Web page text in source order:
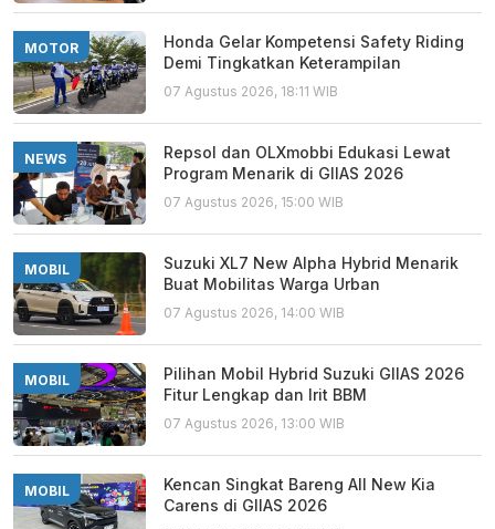
MOTOR
Honda Gelar Kompetensi Safety Riding
Demi Tingkatkan Keterampilan
07 Agustus 2026, 18:11 WIB
NEWS
Repsol dan OLXmobbi Edukasi Lewat
Program Menarik di GIIAS 2026
07 Agustus 2026, 15:00 WIB
MOBIL
Suzuki XL7 New Alpha Hybrid Menarik
Buat Mobilitas Warga Urban
07 Agustus 2026, 14:00 WIB
MOBIL
Pilihan Mobil Hybrid Suzuki GIIAS 2026
Fitur Lengkap dan Irit BBM
07 Agustus 2026, 13:00 WIB
MOBIL
Kencan Singkat Bareng All New Kia
Carens di GIIAS 2026